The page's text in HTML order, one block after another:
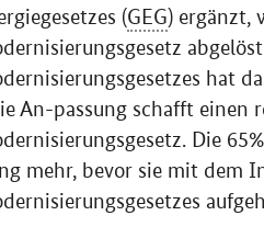
(GEG) ergänzt,
hat
An-passung schafft einen
Die
mehr, bevor sie mit dem